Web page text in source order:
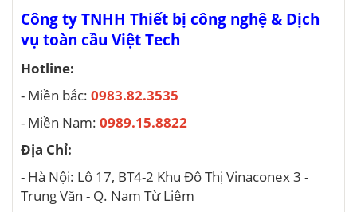
Công ty TNHH Thiết bị công nghệ & Dịch
vụ toàn cầu Việt Tech
Hotline:
- Miền bắc: 0983.82.3535
- Miền Nam: 0989.15.8822
Địa Chỉ:
- Hà Nội: Lô 17, BT4-2 Khu Đô Thị Vinaconex 3 -
Trung Văn - Q. Nam Từ Liêm